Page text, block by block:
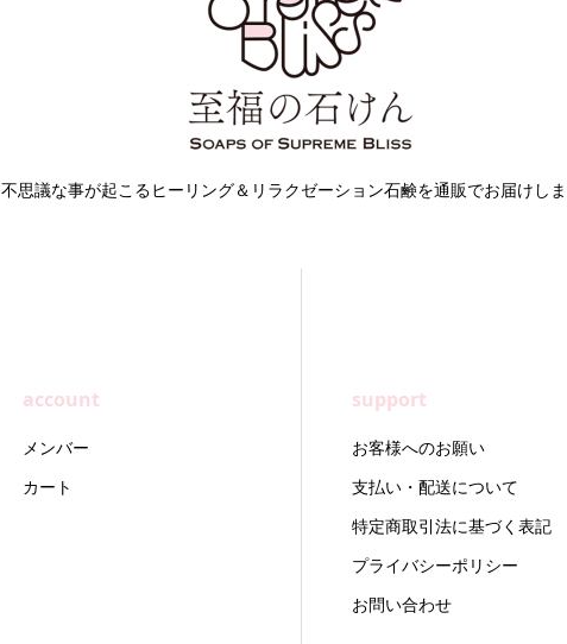
不思議な事が起こるヒーリング＆リラクゼーション石鹸を通販でお届けしま
account
メンバー
カート
support
お客様へのお願い
支払い・配送について
特定商取引法に基づく表記
プライバシーポリシー
お問い合わせ